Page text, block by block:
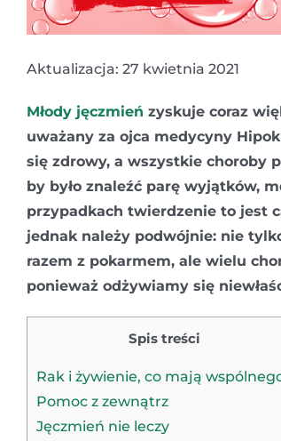
Aktualizacja: 27 kwietnia 2021
Młody jęczmień zyskuje coraz
uważany za ojca medycyny
się zdrowy, a wszystkie choroby
by było znaleźć parę wyjątków,
przypadkach twierdzenie to jest
jednak należy podwójnie: nie
razem z pokarmem, ale wielu
ponieważ odżywiamy się
Spis treści
Rak i żywienie, co mają
Pomoc z zewnątrz
Jęczmień nie leczy